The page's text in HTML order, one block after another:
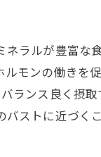
チ
ヒント
ラルが豊富な
モンの働きを
ランス良く摂
ストに近づく